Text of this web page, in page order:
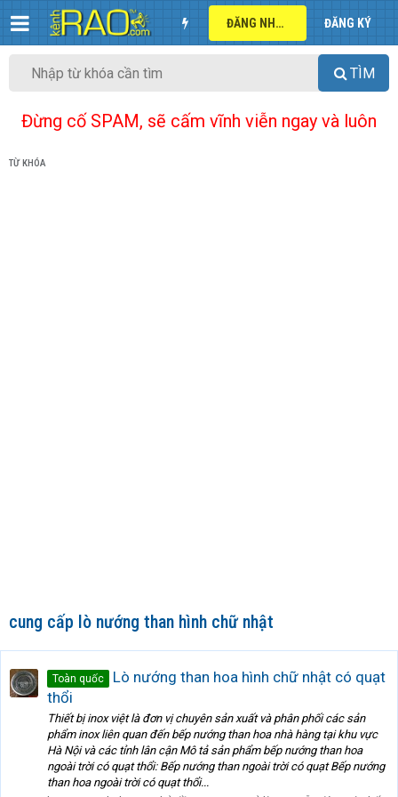
ĐĂNG NHẬP ĐĂNG KÝ
TÌM
Đừng cố SPAM, sẽ cấm vĩnh viễn ngay và luôn
TỪ KHÓA
cung cấp lò nướng than hình chữ nhật
Toàn quốc
Lò nướng than hoa hình chữ nhật có quạt
thổi
Thiết bị inox việt là đơn vị chuyên sản xuất và phân phối các sản
phẩm inox liên quan đến bếp nướng than hoa nhà hàng tại khu vực
Hà Nội và các tỉnh lân cận Mô tả sản phẩm bếp nướng than hoa
ngoài trời có quạt thổi: Bếp nướng than ngoài trời có quạt Bếp nướng
than hoa ngoài trời có quạt thổi...